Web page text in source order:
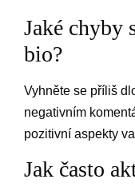
Jaké chyby
bio?
Vyhněte se příliš
negativním
pozitivní aspekty
Jak často